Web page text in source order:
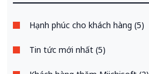
Hạnh phúc cho khách hàng (5)
Tin tức mới nhất (5)